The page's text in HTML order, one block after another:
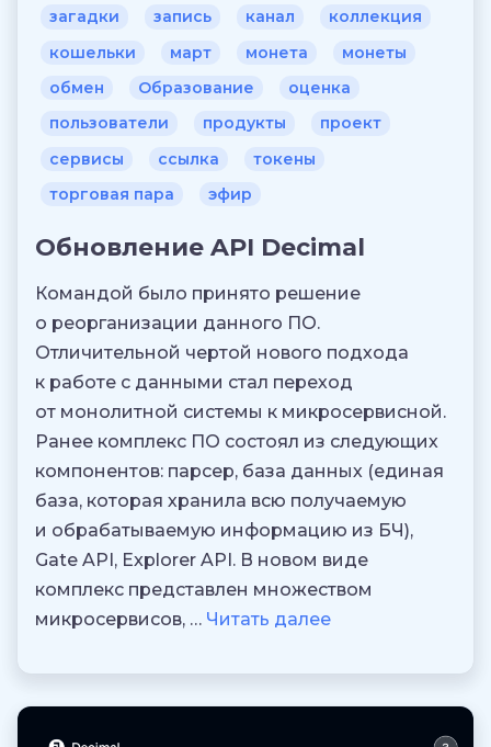
загадки запись канал
коллекция
кошельки
март монета
монеты
обмен
Образование
оценка
пользователи
продукты
проект
сервисы
ссылка
токены
торговая пара
эфир
Обновление API Decimal
Командой было принято решение
о реорганизации данного ПО.
Отличительной чертой нового подхода
к работе с данными стал переход
от монолитной системы к микросервисной.
Ранее комплекс ПО состоял из следующих
компонентов: парсер, база данных (единая
база, которая хранила всю получаемую
и обрабатываемую информацию из БЧ),
Gate API, Explorer API. В новом виде
комплекс представлен множеством
микросервисов, … Читать далее